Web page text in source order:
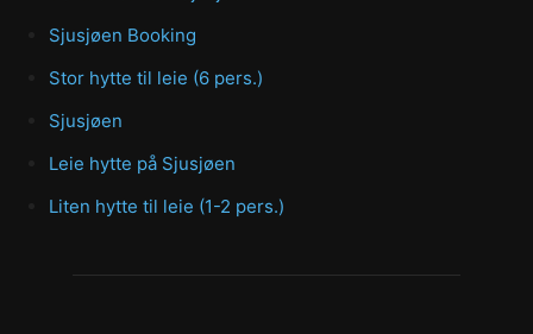
Sjusjøen Booking
Stor hytte til leie (6 pers.)
Sjusjøen
Leie hytte på Sjusjøen
Liten hytte til leie (1-2 pers.)